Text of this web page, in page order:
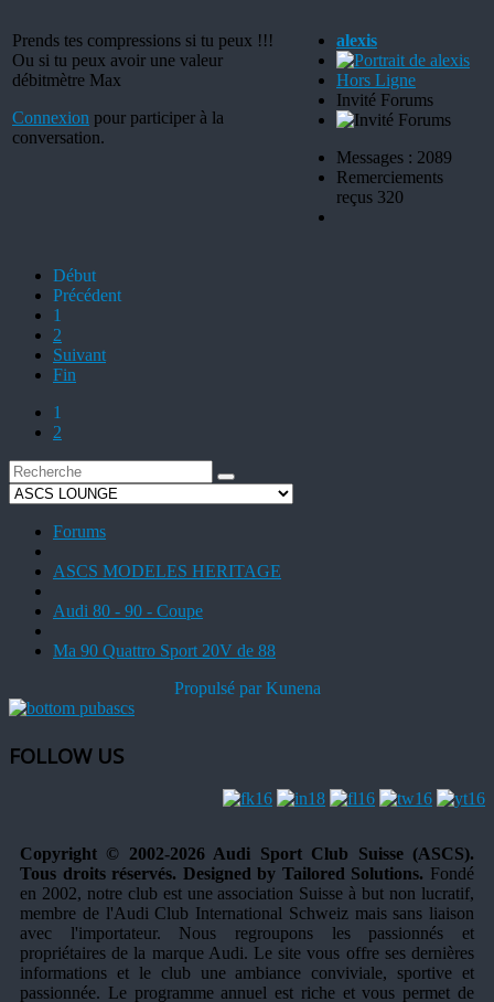
Prends tes compressions si tu peux !!!
Ou si tu peux avoir une valeur
débitmètre Max
Connexion pour participer à la
conversation.
alexis
Hors Ligne
Invité Forums
Messages : 2089
Remerciements
reçus 320
Début
Précédent
1
2
Suivant
Fin
1
2
Forums
ASCS MODELES HERITAGE
Audi 80 - 90 - Coupe
Ma 90 Quattro Sport 20V de 88
Propulsé parKunena
FOLLOW US
Copyright © 2002-2026 Audi Sport Club Suisse (ASCS).
Tous droits réservés. Designed by Tailored Solutions. Fondé
en 2002, notre club est une association Suisse à but non lucratif,
membre de l'Audi Club International Schweiz mais sans liaison
avec l'importateur. Nous regroupons les passionnés et
propriétaires de la marque Audi. Le site vous offre ses dernières
informations et le club une ambiance conviviale, sportive et
passionnée. Le programme annuel est riche et vous permet de